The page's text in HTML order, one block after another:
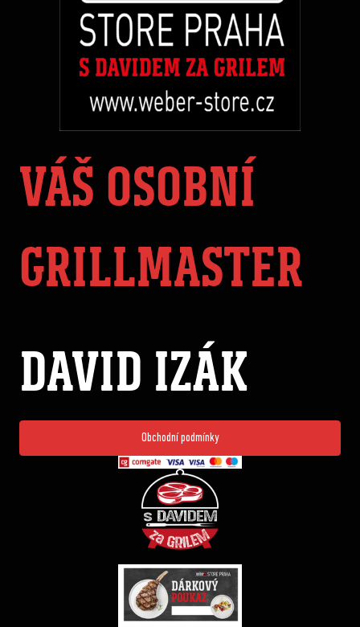
VÁŠ OSOBNÍ
GRILLMASTER
DAVID IZÁK
Obchodní podmínky